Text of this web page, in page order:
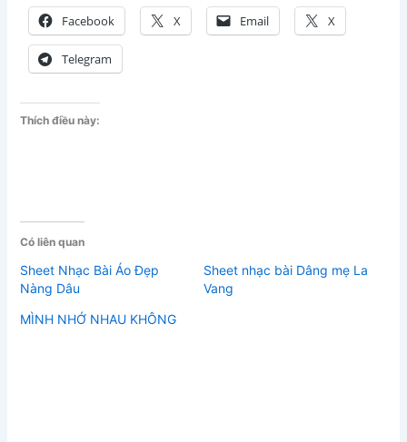
Facebook X Email X
Telegram
Thích điều này:
Có liên quan
Sheet Nhạc Bài Áo Đẹp
Nàng Dâu
Sheet nhạc bài Dâng mẹ La
Vang
MÌNH NHỚ NHAU KHÔNG